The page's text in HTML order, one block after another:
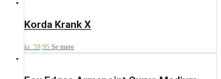
Korda Krank X
kr. 59,95 Se mere